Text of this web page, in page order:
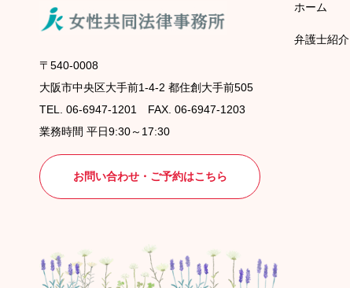
〒540-0008
大阪市中央区大手前1-4-2 都住創大手前505
TEL. 06-6947-1201 FAX. 06-6947-1203
業務時間 平日9:30～17:30
お問い合わせ・ご予約はこちら
ホーム
弁護士紹介